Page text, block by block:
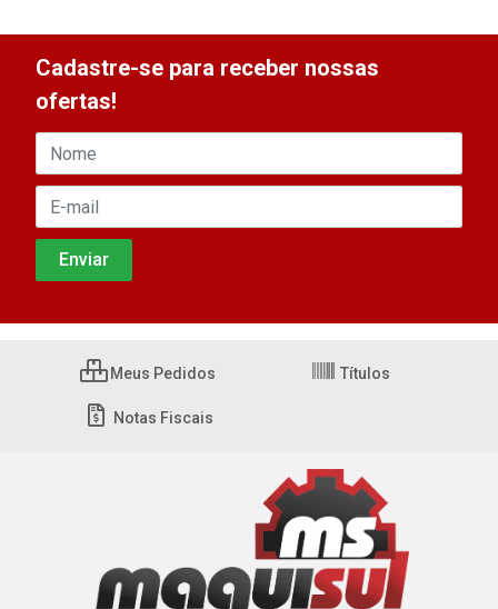
Cadastre-se para receber nossas
ofertas!
Meus Pedidos Títulos
Notas Fiscais